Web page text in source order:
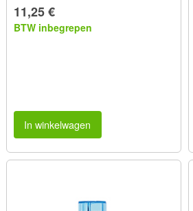
11,25 €
BTW inbegrepen
In winkelwagen